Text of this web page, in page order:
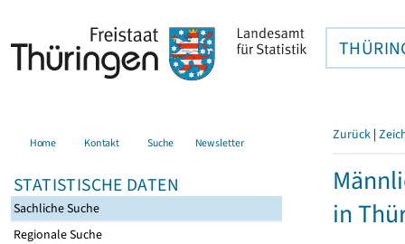
Home Kontakt Suche Newsletter
STATISTISCHE DATEN
Sachliche Suche
Regionale Suche
Zurück |
in